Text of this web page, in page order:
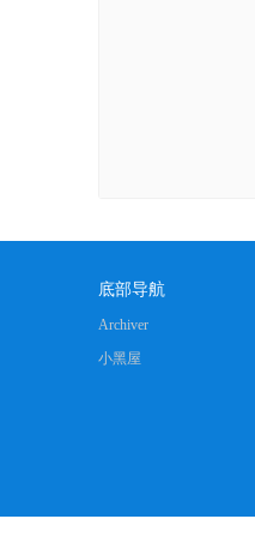
底部导航
Archiver
小黑屋